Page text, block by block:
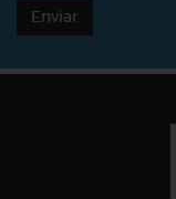
Enviar